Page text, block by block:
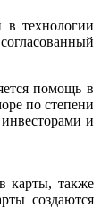
в технологии
помощь в
по степени
и
карты, также
создаются